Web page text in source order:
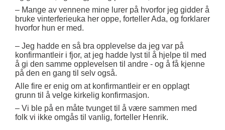
– Mange av vennene mine lurer på hvorfor jeg gidder å
bruke vinterferieuka her oppe, forteller Ada, og forklarer
hvorfor hun er med.
– Jeg hadde en så bra opplevelse da jeg var på
konfirmantleir i fjor, at jeg hadde lyst til å hjelpe til med
å gi den samme opplevelsen til andre - og å få kjenne
på den en gang til selv også.
Alle fire er enig om at konfirmantleir er en opplagt
grunn til å velge kirkelig konfirmasjon.
– Vi ble på en måte tvunget til å være sammen med
folk vi ikke omgås til vanlig, forteller Henrik.